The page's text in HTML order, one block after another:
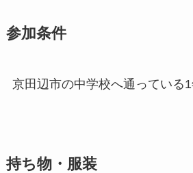
参加条件
京田辺市の中学校へ通っている
持ち物・服装